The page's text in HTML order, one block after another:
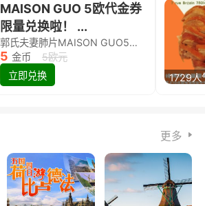
MAISON GUO 5欧代金券
限量兑换啦！ ...
郭氏夫妻肺片MAISON GUO5欧代金券限量兑换啦！
5 金币
5欧元
立即兑换
1729人
更多